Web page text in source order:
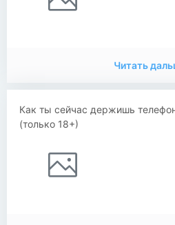
Читать
Как ты сейчас держишь
(только 18+)